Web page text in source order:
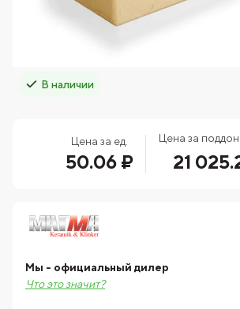
В наличии
Цена за ед.
50.06 ₽
Цена за
21
Мы - официальный дилер
Что это значит?